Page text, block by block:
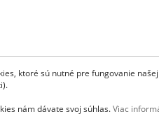
ktoré sú nutné pre fungovanie
nám dávate svoj súhlas.Viac